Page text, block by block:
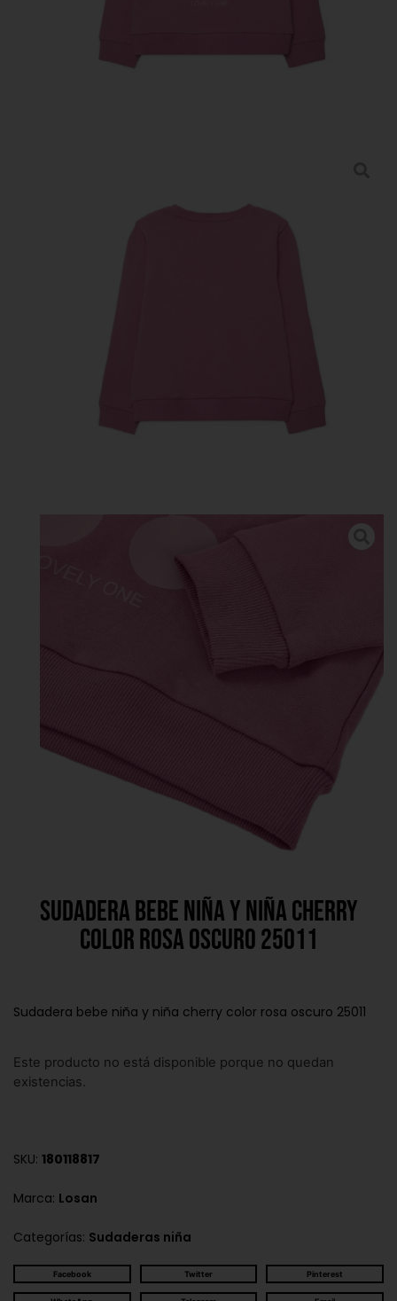
Sudadera bebe niña y niña cherry
color rosa oscuro 25011
Sudadera bebe niña y niña cherry color rosa oscuro 25011
Este producto no está disponible porque no quedan
existencias.
SKU: 180118817
Marca: Losan
Categorías: Sudaderas niña
Facebook Twitter Pinterest